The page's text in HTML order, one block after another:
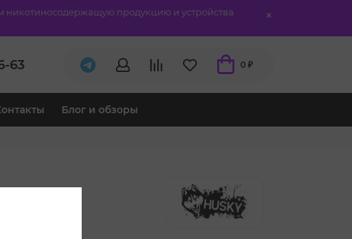
никотиносодержащую продукцию и устройства
63 0 ₽
Блог и обзоры